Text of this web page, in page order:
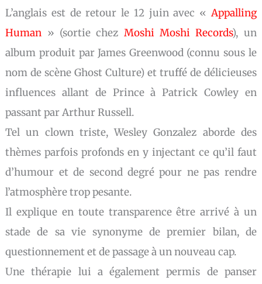
L’anglais est de retour le 12 juin avec « Appalling
Human » (sortie chez Moshi Moshi Records), un
album produit par James Greenwood (connu sous le
nom de scène Ghost Culture) et truffé de délicieuses
influences allant de Prince à Patrick Cowley en
passant par Arthur Russell.
Tel un clown triste, Wesley Gonzalez aborde des
thèmes parfois profonds en y injectant ce qu’il faut
d’humour et de second degré pour ne pas rendre
l’atmosphère trop pesante.
Il explique en toute transparence être arrivé à un
stade de sa vie synonyme de premier bilan, de
questionnement et de passage à un nouveau cap.
Une thérapie lui a également permis de panser